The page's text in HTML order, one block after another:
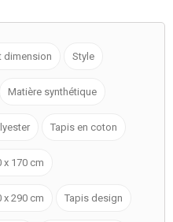
dimension Style
Matière synthétique
Tapis en coton
x 170 cm
x 290 cm Tapis design